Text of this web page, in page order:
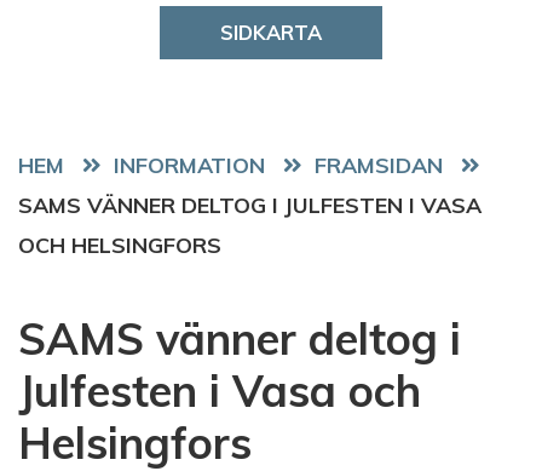
SIDKARTA
HEM
FRAMSIDAN
SAMS VÄNNER DELTOG I JULFESTEN I VASA
OCH HELSINGFORS
SAMS vänner deltog i
Julfesten i Vasa och
Helsingfors